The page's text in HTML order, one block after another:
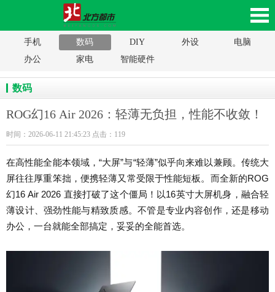
幻16 Air 2026：轻薄无负担，性能不收敛！_北方
都市，辽沈家电网，沈阳家电网，辽沈家电家居
平台，辽宁数码产品移动版
手机 数码 DIY 外设
电脑
办公
家电 智能硬件
数码
ROG幻16 Air 2026：轻薄无负担，性能不收敛！
时间：2026-06-11 21:45:23 点击：119
在高性能全能本领域，“大屏”与“轻薄”似乎向来难以兼顾。传统大
屏往往厚重笨拙，便携轻薄又常受限于性能短板。而全新的ROG
幻16 Air 2026 直接打破了这个僵局！以16英寸大屏机身，融合轻
薄设计、强劲性能与精致质感。不管是专业内容创作，还是移动
办公，一台就能全部搞定，妥妥的全能首选。